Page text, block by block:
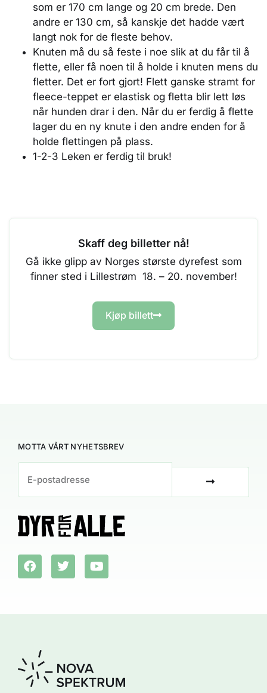
som er 170 cm lange og 20 cm brede. Den
andre er 130 cm, så kanskje det hadde vært
langt nok for de fleste behov.
Knuten må du så feste i noe slik at du får til å
flette, eller få noen til å holde i knuten mens du
fletter. Det er fort gjort! Flett ganske stramt for
fleece-teppet er elastisk og fletta blir lett løs
når hunden drar i den. Når du er ferdig å flette
lager du en ny knute i den andre enden for å
holde flettingen på plass.
1-2-3 Leken er ferdig til bruk!
Skaff deg billetter nå!
Gå ikke glipp av Norges største dyrefest som
finner sted i Lillestrøm 18. – 20. november!
Kjøp billett
MOTTA VÅRT NYHETSBREV